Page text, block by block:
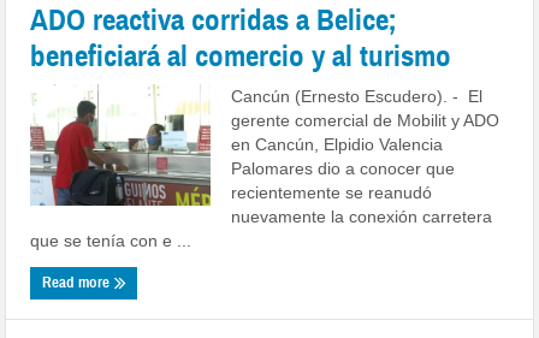
ADO reactiva corridas a Belice;
beneficiará al comercio y al turismo
Cancún (Ernesto Escudero). - El
gerente comercial de Mobilit y ADO
en Cancún, Elpidio Valencia
Palomares dio a conocer que
recientemente se reanudó
nuevamente la conexión carretera
que se tenía con e ...
Read more